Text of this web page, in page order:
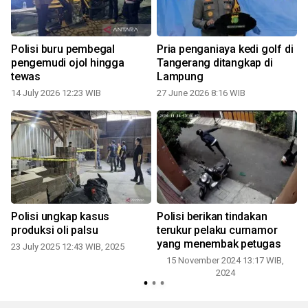
Polisi buru pembegal
pengemudi ojol hingga
tewas
14 July 2026 12:23 WIB
Pria penganiaya kedi golf di
Tangerang ditangkap di
Lampung
27 June 2026 8:16 WIB
Polisi ungkap kasus
produksi oli palsu
23 July 2025 12:43 WIB, 2025
Polisi berikan tindakan
terukur pelaku curnamor
yang menembak petugas
15 November 2024 13:17 WIB,
2024